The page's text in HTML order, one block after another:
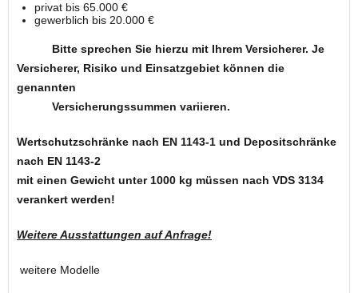
privat bis 65.000 €
gewerblich bis 20.000 €
Bitte sprechen Sie hierzu mit Ihrem Versicherer. Je
Versicherer, Risiko und Einsatzgebiet können die
genannten
Versicherungssummen variieren.
Wertschutzschränke nach EN 1143-1 und Depositschränke
nach EN 1143-2
mit einen Gewicht unter 1000 kg müssen nach VDS 3134
verankert werden!
Weitere Ausstattungen auf Anfrage!
weitere Modelle